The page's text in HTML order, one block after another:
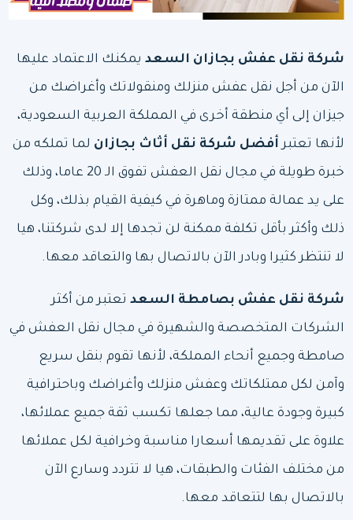
شركة نقل عفش بجازان السعد يمكنك الاعتماد عليها
الآن من أجل نقل عفش منزلك ومنقولاتك وأغراضك من
جيزان إلى أي منطقة أخرى في المملكة العربية السعودية،
لأنها تعتبر أفضل شركة نقل أثاث بجازان لما تملكه من
خبرة طويلة في مجال نقل العفش تفوق الـ 20 عاما، وذلك
على يد عمالة ممتازة وماهرة في كيفية القيام بذلك، وكل
ذلك وأكثر بأقل تكلفة ممكنة لن تجدها إلا لدى شركتنا، هيا
لا تنتظر كثيرا وبادر الآن بالاتصال بها والتعاقد معها.
شركة نقل عفش بصامطة السعد تعتبر من أكثر
الشركات المتخصصة والشهيرة في مجال نقل العفش في
صامطة وجميع أنحاء المملكة، لأنها تقوم بنقل سريع
وآمن لكل ممتلكاتك وعفش منزلك وأغراضك وباحترافية
كبيرة وجودة عالية، مما جعلها تكسب ثقة جميع عملائها،
علاوة على تقديمها أسعارا مناسبة وخرافية لكل عملائها
من مختلف الفئات والطبقات، هيا لا تتردد وسارع الآن
بالاتصال بها لتتعاقد معها.